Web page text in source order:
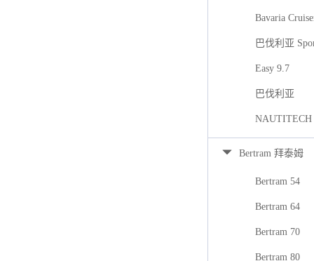
Bavaria
巴伐利亚
Easy 9.7
巴伐利亚
NAUTITECH
Bertram 拜泰姆
Bertram 54
Bertram 64
Bertram 70
Bertram 80